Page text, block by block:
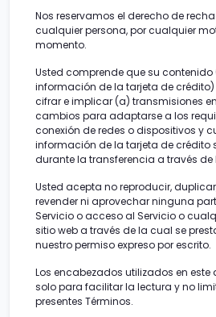
Nos reservamos el derecho de
cualquier persona, por cualquier
momento.
Usted comprende que su contenido
información de la tarjeta de crédito)
cifrar e implicar (a) transmisiones
cambios para adaptarse a los
conexión de redes o dispositivos y
información de la tarjeta de crédito
durante la transferencia a través de
Usted acepta no reproducir,
revender ni aprovechar ninguna
Servicio o acceso al Servicio o
sitio web a través de la cual se
nuestro permiso expreso por escrito.
Los encabezados utilizados en este
solo para facilitar la lectura y no
presentes Términos.